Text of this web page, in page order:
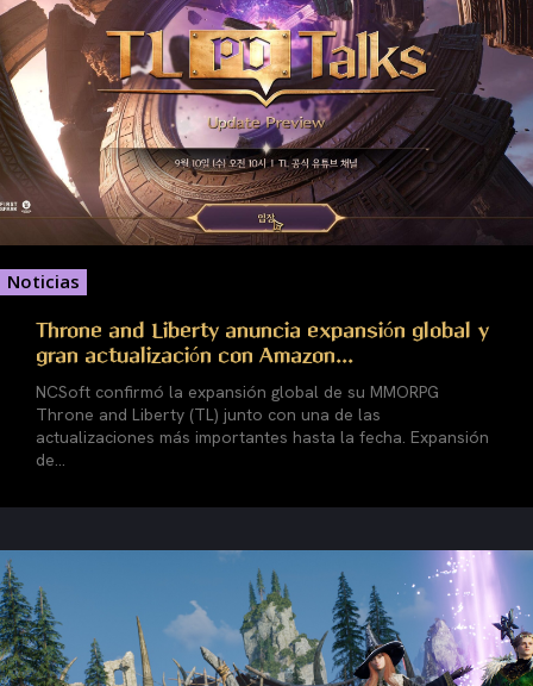
Noticias
Throne and Liberty anuncia expansión global y
gran actualización con Amazon...
NCSoft confirmó la expansión global de su MMORPG
Throne and Liberty (TL) junto con una de las
actualizaciones más importantes hasta la fecha. Expansión
de...